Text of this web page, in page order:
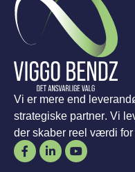
Vi er mere end
strategiske partner. Vi
der skaber reel værdi for